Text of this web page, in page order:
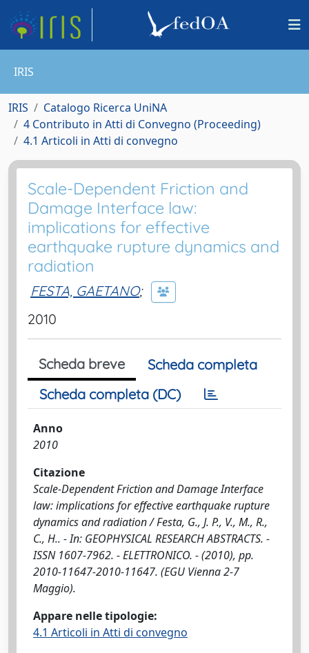
IRIS
IRIS
Catalogo Ricerca UniNA
4 Contributo in Atti di Convegno (Proceeding)
4.1 Articoli in Atti di convegno
Scale-Dependent Friction and
Damage Interface law:
implications for effective
earthquake rupture dynamics and
radiation
FESTA, GAETANO;
2010
Scheda breve
Scheda completa
Scheda completa (DC)
Anno
2010
Citazione
Scale-Dependent Friction and Damage Interface
law: implications for effective earthquake rupture
dynamics and radiation / Festa, G., J. P., V., M., R.,
C., H.. - In: GEOPHYSICAL RESEARCH ABSTRACTS. -
ISSN 1607-7962. - ELETTRONICO. - (2010), pp.
2010-11647-2010-11647. (EGU Vienna 2-7
Maggio).
Appare nelle tipologie:
4.1 Articoli in Atti di convegno